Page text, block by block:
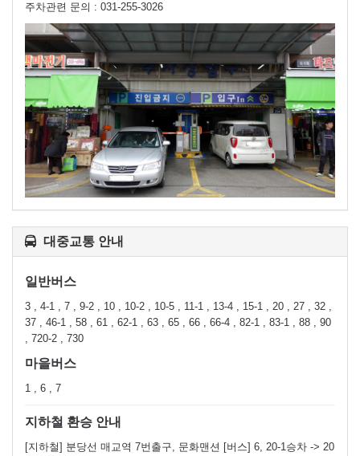
주차관련 문의 : 031-255-3026
대중교통 안내
일반버스
3 , 4-1 , 7 , 9-2 , 10 , 10-2 , 10-5 , 11-1 , 13-4 , 15-1 , 20 , 27 , 32 ,
37 , 46-1 , 58 , 61 , 62-1 , 63 , 65 , 66 , 66-4 , 82-1 , 83-1 , 88 , 90
, 720-2 , 730
마을버스
1 , 6 , 7
지하철 환승 안내
[지하철] 분당선 매교역 7번출구, 문화맨션 [버스] 6, 20-1승차 -> 20